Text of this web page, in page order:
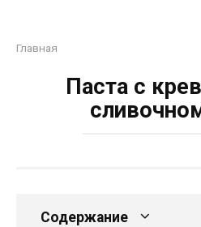
Главная
Паста с
Содержание